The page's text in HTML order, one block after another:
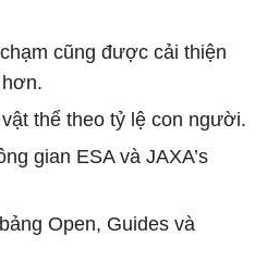
cũng được cải thiện
thể theo tỷ lệ con người.
gian ESA và JAXA’s
Open, Guides và